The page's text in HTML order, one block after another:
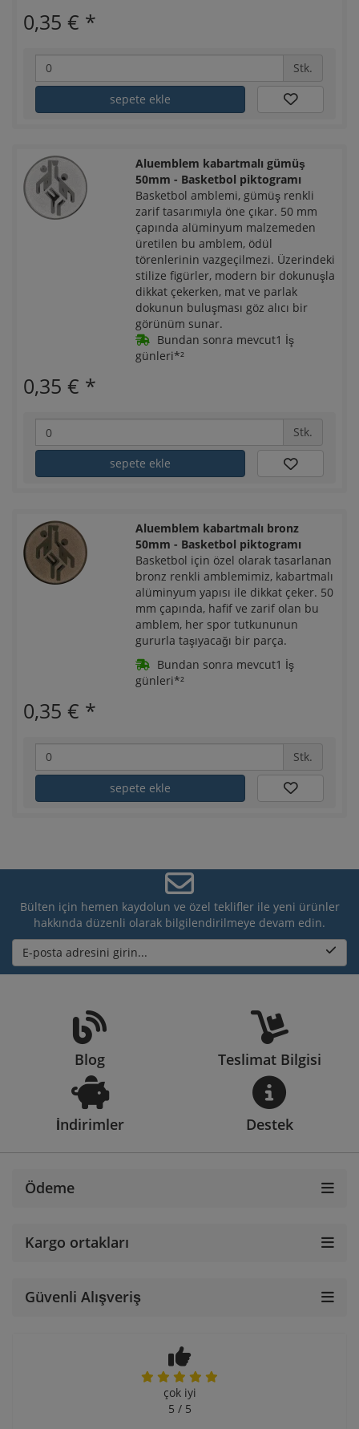
0,35 € *
Stk.
sepete ekle
Aluemblem kabartmalı gümüş
50mm - Basketbol piktogramı
Basketbol amblemi, gümüş renkli
zarif tasarımıyla öne çıkar. 50 mm
çapında alüminyum malzemeden
üretilen bu amblem, ödül
törenlerinin vazgeçilmezi. Üzerindeki
stilize figürler, modern bir dokunuşla
dikkat çekerken, mat ve parlak
dokunun buluşması göz alıcı bir
görünüm sunar.
Bundan sonra mevcut1 İş
günleri*²
0,35 € *
Stk.
sepete ekle
Aluemblem kabartmalı bronz
50mm - Basketbol piktogramı
Basketbol için özel olarak tasarlanan
bronz renkli amblemimiz, kabartmalı
alüminyum yapısı ile dikkat çeker. 50
mm çapında, hafif ve zarif olan bu
amblem, her spor tutkununun
gururla taşıyacağı bir parça.
Bundan sonra mevcut1 İş
günleri*²
0,35 € *
Stk.
sepete ekle
Bülten için hemen kaydolun ve özel teklifler ile yeni ürünler
hakkında düzenli olarak bilgilendirilmeye devam edin.
E-posta adresini girin...
Blog Teslimat Bilgisi
İndirimler Destek
Ödeme
Kargo ortakları
Güvenli Alışveriş
çok iyi
5 / 5